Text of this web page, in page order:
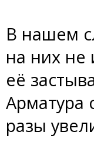
В нашем
на них не
её
Арматура
разы